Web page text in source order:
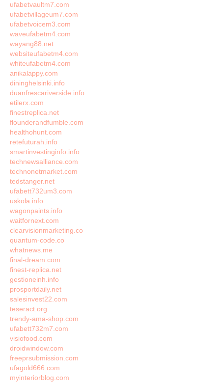
ufabetvaultm7.com
ufabetvillageum7.com
ufabetvoicem3.com
waveufabetm4.com
wayang88.net
websiteufabetm4.com
whiteufabetm4.com
anikalappy.com
dininghelsinki.info
duanfrescariverside.info
etilerx.com
finestreplica.net
flounderandfumble.com
healthohunt.com
retefuturah.info
smartinvestinginfo.info
technewsalliance.com
technonetmarket.com
tedstanger.net
ufabett732um3.com
uskola.info
wagonpaints.info
waitfornext.com
clearvisionmarketing.co
quantum-code.co
whatnews.me
final-dream.com
finest-replica.net
gestioneinh.info
prosportdaily.net
salesinvest22.com
teseract.org
trendy-ama-shop.com
ufabett732m7.com
visiofood.com
droidwindow.com
freeprsubmission.com
ufagold666.com
myinteriorblog.com